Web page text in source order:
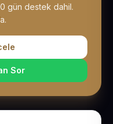
gün destek dahil.
Sor